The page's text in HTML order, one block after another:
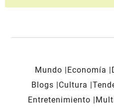
Mundo Economía
Blogs
Cultura
Entretenimiento